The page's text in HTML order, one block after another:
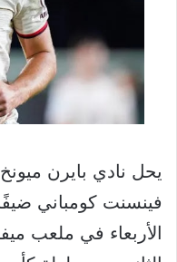
يحل نادي بايرن
الأربعاء في ملعب